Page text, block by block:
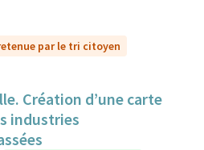
par le tri citoyen
Création d’une carte
industries